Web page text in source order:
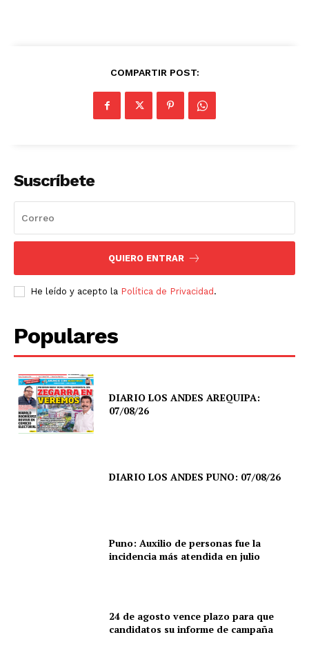
COMPARTIR POST:
Suscríbete
QUIERO ENTRAR
He leído y acepto la Política de Privacidad .
Populares
DIARIO LOS ANDES AREQUIPA:
07/08/26
DIARIO LOS ANDES PUNO: 07/08/26
Puno: Auxilio de personas fue la
incidencia más atendida en julio
24 de agosto vence plazo para que
candidatos su informe de campaña